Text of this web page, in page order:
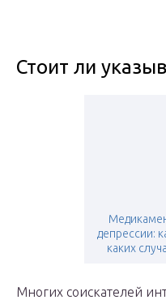
Стоит ли
депрессии:
каких
Многих соискателей